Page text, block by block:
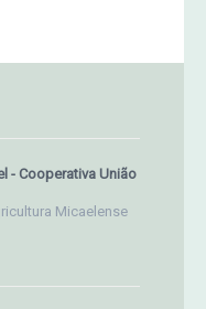
- Cooperativa União
Micaelense